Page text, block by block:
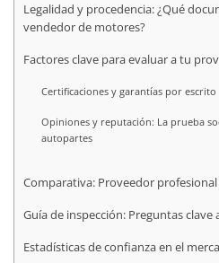
Legalidad y procedencia: ¿Qué
vendedor de motores?
Factores clave para evaluar a tu
Certificaciones y garantías por escrito
Opiniones y reputación: La prueba
autopartes
Comparativa: Proveedor
Guía de inspección: Preguntas
Estadísticas de confianza en el